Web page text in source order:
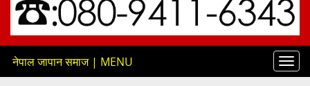
नेपाल जापान समाज | MENU